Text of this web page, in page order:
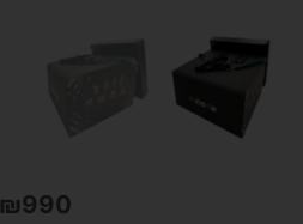
₪990